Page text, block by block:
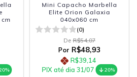
Mini Capacho Marbella
Elite Orion Galaxia
040x060 cm
(0)
De R$54,07
Por R$48,93
R$39,14
PIX até dia 31/07
20%